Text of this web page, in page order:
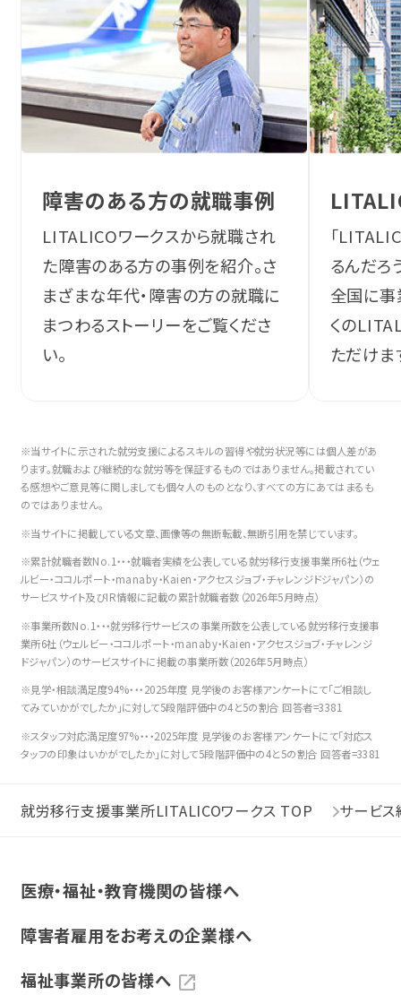
障害のある方の就職事例
LITALICOワークスから就職され
た障害のある方の事例を紹介。さ
まざまな年代・障害の方の就職に
まつわるストーリーをご覧くださ
い。
「
るんだろ
全国に事
くの
ただけま
※当サイトに示された就労支援によるスキルの習得や就労状況等には個人差があ
ります。就職および継続的な就労等を保証するものではありません。掲載されてい
る感想やご意見等に関しましても個々人のものとなり、すべての方にあてはまるも
のではありません。
※当サイトに掲載している文章、画像等の無断転載、無断引用を禁じています。
※累計就職者数No.1・・・就職者実績を公表している就労移行支援事業所6社（ウェ
ルビー・ココルポート・manaby・Kaien・アクセスジョブ・チャレンジドジャパン）の
サービスサイト及びIR情報に記載の累計就職者数（2026年5月時点）
※事業所数No.1・・・就労移行サービスの事業所数を公表している就労移行支援事
業所6社（ウェルビー・ココルポート・manaby・Kaien・アクセスジョブ・チャレンジ
ドジャパン）のサービスサイトに掲載の事業所数（2026年5月時点）
※見学・相談満足度94%・・・2025年度 見学後のお客様アンケートにて「ご相談し
てみていかがでしたか」に対して5段階評価中の4と5の割合 回答者=3381
※スタッフ対応満足度97%・・・2025年度 見学後のお客様アンケートにて「対応ス
タッフの印象はいかがでしたか」に対して5段階評価中の4と5の割合 回答者=3381
就労移行支援事業所LITALICOワークス TOP サービ
医療・福祉・教育機関の皆様へ
障害者雇用をお考えの企業様へ
福祉事業所の皆様へ